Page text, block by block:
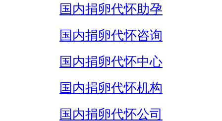
国内捐卵代怀助孕
国内捐卵代怀咨询
国内捐卵代怀中心
国内捐卵代怀机构
国内捐卵代怀公司